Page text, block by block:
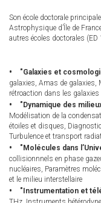
Son école doctorale
Astrophysique d’Île de
autres écoles doctorales
"Galaxies et
galaxies, Amas de galaxies,
rétroaction dans les galaxies
"Dynamique des
Modélisation de la
étoiles et disques,
Turbulence et transport
"Molécules dans
collisionnnels en phase
nucléaires, Paramètres
et le milieu interstellaire
"Instrumentation et